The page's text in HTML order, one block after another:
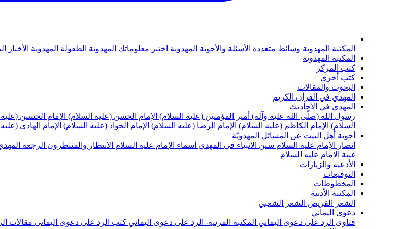
المكتبة المهدوية وسائط متعددة الأسئلة والأجوبة المهدوية اختبر معلوماتك المهدوية الطفولة المهدوية الأخبار
المكتبة المهدوية
كتب المركز
كتب أخرى
البحوث والمقالات
المهدي في القرآن الكريم
المهدي في الأحاديث
رسول الله (صلّى الله عليه وآله) أمير المؤمنين (عليه السلام) الإمام الحسن (عليه السلام) الإمام الحسين
السلام) الإمام الكاظم (عليه السلام) الإمام الرضا (عليه السلام) الإمام الجواد (عليه السلام) الإمام الهادي
أجوبة أهل البيت عن المسائل المهدويّة
أنصار الإمام عليه السلام سنن الانبياء في المهدي أسماء الإمام عليه السلام الانتظار والمنتظرون الرجعة
غيبة الامام عليه السلام
الأدعية والزيارات
التوقيعات
المخطوطات
المكتبة الأدبية
الشعر القريض الشعر الشعبي
دعوى اليماني
فتاوى الرد على دعوى اليماني المكتبة المرئية- الرد على دعوى اليماني كتب الرد على دعوى اليماني مقالات